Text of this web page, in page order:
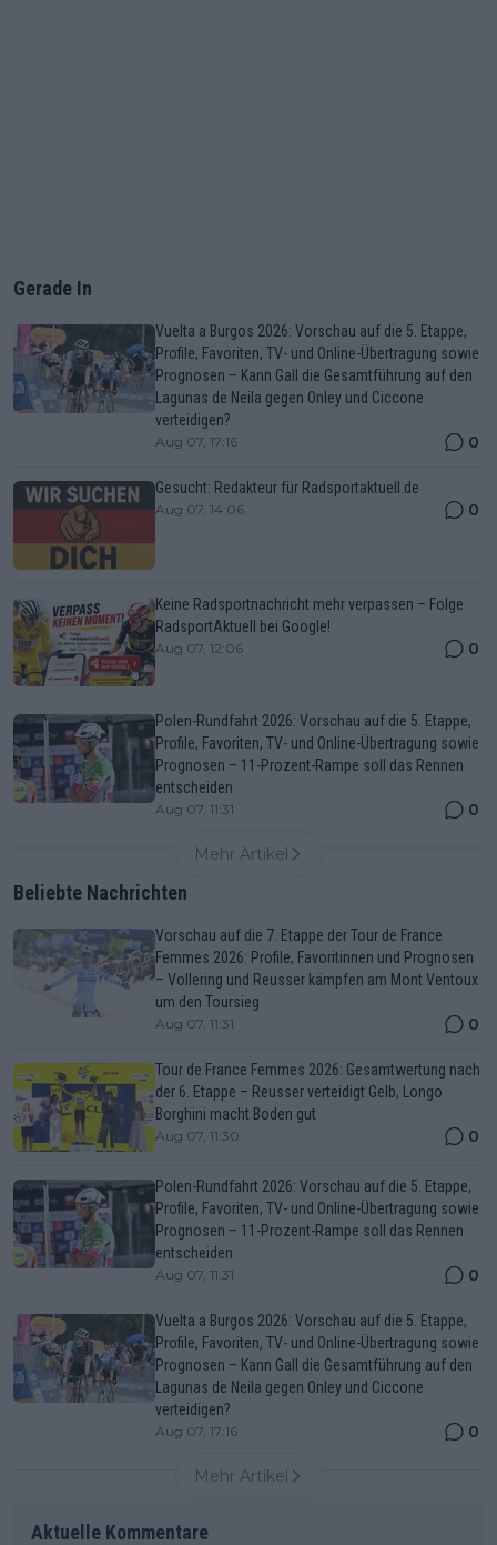
Gerade In
Vuelta a Burgos 2026: Vorschau auf die 5. Etappe,
Profile, Favoriten, TV- und Online-Übertragung sowie
Prognosen – Kann Gall die Gesamtführung auf den
Lagunas de Neila gegen Onley und Ciccone
verteidigen?
Aug 07, 17:16 0
Gesucht: Redakteur für Radsportaktuell.de
Aug 07, 14:06 0
Keine Radsportnachricht mehr verpassen – Folge
RadsportAktuell bei Google!
Aug 07, 12:06 0
Polen-Rundfahrt 2026: Vorschau auf die 5. Etappe,
Profile, Favoriten, TV- und Online-Übertragung sowie
Prognosen – 11-Prozent-Rampe soll das Rennen
entscheiden
Aug 07, 11:31 0
Mehr Artikel
Beliebte Nachrichten
Vorschau auf die 7. Etappe der Tour de France
Femmes 2026: Profile, Favoritinnen und Prognosen
– Vollering und Reusser kämpfen am Mont Ventoux
um den Toursieg
Aug 07, 11:31 0
Tour de France Femmes 2026: Gesamtwertung nach
der 6. Etappe – Reusser verteidigt Gelb, Longo
Borghini macht Boden gut
Aug 07, 11:30 0
Polen-Rundfahrt 2026: Vorschau auf die 5. Etappe,
Profile, Favoriten, TV- und Online-Übertragung sowie
Prognosen – 11-Prozent-Rampe soll das Rennen
entscheiden
Aug 07, 11:31 0
Vuelta a Burgos 2026: Vorschau auf die 5. Etappe,
Profile, Favoriten, TV- und Online-Übertragung sowie
Prognosen – Kann Gall die Gesamtführung auf den
Lagunas de Neila gegen Onley und Ciccone
verteidigen?
Aug 07, 17:16 0
Mehr Artikel
Aktuelle Kommentare